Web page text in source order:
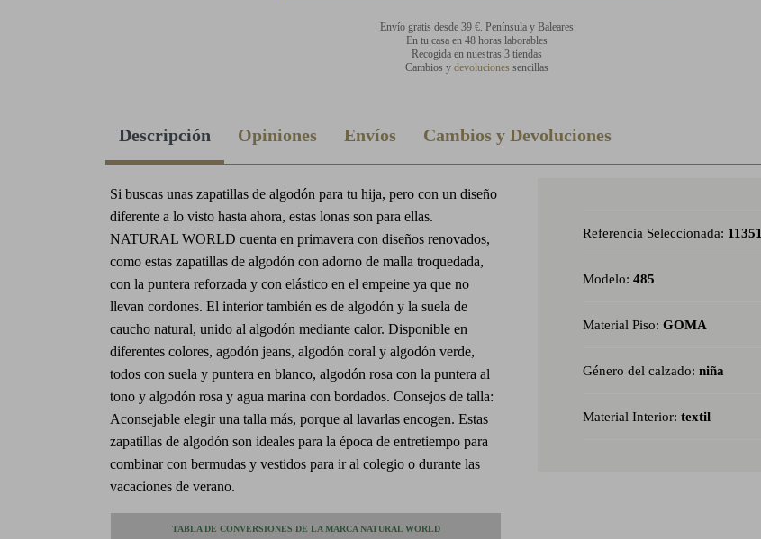
Envío gratis desde 39 €. Península y Baleares
En tu casa en 48 horas laborables
Recogida en nuestras 3 tiendas
Cambios y devoluciones sencillas
Descripción Opiniones Envíos Cambios y Devoluciones
Referencia Seleccionada:
Modelo: 485
Material Piso: GOMA
Género del calzado: niña
Material Interior: textil
Si buscas unas zapatillas de algodón para tu hija, pero con un diseño
diferente a lo visto hasta ahora, estas lonas son para ellas.
NATURAL WORLD cuenta en primavera con diseños renovados,
como estas zapatillas de algodón con adorno de malla troquedada,
con la puntera reforzada y con elástico en el empeine ya que no
llevan cordones. El interior también es de algodón y la suela de
caucho natural, unido al algodón mediante calor. Disponible en
diferentes colores, agodón jeans, algodón coral y algodón verde,
todos con suela y puntera en blanco, algodón rosa con la puntera al
tono y algodón rosa y agua marina con bordados. Consejos de talla:
Aconsejable elegir una talla más, porque al lavarlas encogen. Estas
zapatillas de algodón son ideales para la época de entretiempo para
combinar con bermudas y vestidos para ir al colegio o durante las
vacaciones de verano.
TABLA DE CONVERSIONES DE LA MARCA NATURAL WORLD